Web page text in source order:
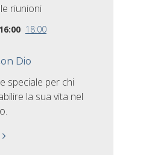
riunioni
16:00 18:00
Dio
speciale per chi
la sua vita nel